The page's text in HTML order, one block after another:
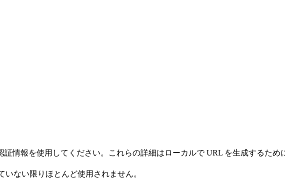
証情報を使用してください。これらの詳細はローカルで URL を生成するた
いない限りほとんど使用されません。